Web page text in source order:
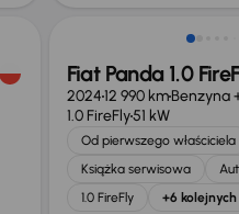
Fiat Panda 1.0
202412 990 kmBenzyna
1.0 FireFly51 kW
Od pierwszego właściciela
Książka serwisowa
1.0 FireFly
+6 kolejnych